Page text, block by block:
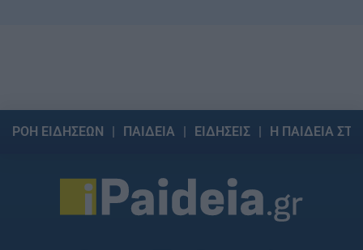
ΡΟΗ ΕΙΔΗΣΕΩΝ ΠΑΙΔΕΙΑ ΕΙΔΗΣΕΙΣ Η ΠΑΙΔΕΙΑ